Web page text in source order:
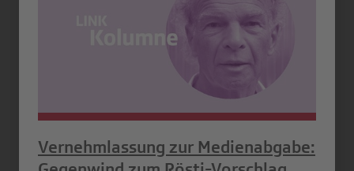
Vernehmlassung zur Medienabgabe: